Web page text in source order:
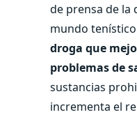
de prensa de la
mundo
droga que
problemas de
sustancias
incrementa el